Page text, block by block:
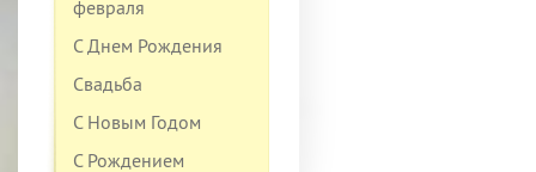
февраля
С Днем Рождения
Свадьба
С Новым Годом
С Рождением